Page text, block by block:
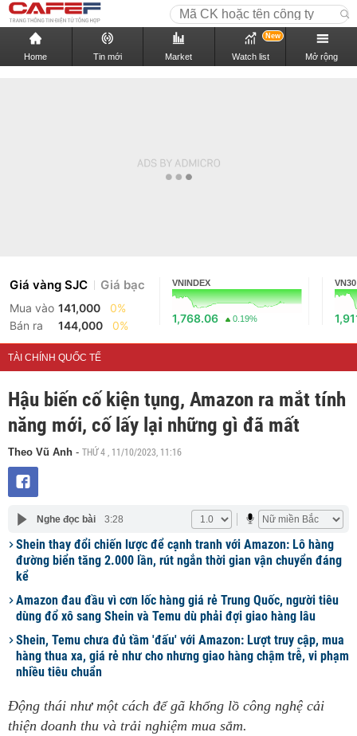
Home Tin mới Market Watch list
New
Mở rộng
Giá vàng SJC Giá bạc
Mua vào 141,000
0%
Bán ra
144,000 0%
VNINDEX
1,768.06 0.19%
VN30
TÀI CHÍNH QUỐC TẾ
Hậu biến cố kiện tụng, Amazon ra mắt tính
năng mới, cố lấy lại những gì đã mất
Theo Vũ Anh - THỨ 4 , 11/10/2023, 11:16
Nghe đọc bài 3:28
Shein thay đổi chiến lược để cạnh tranh với Amazon: Lô hàng
đường biển tăng 2.000 lần, rút ngắn thời gian vận chuyển đáng
kể
Amazon đau đầu vì cơn lốc hàng giá rẻ Trung Quốc, người tiêu
dùng đổ xô sang Shein và Temu dù phải đợi giao hàng lâu
Shein, Temu chưa đủ tầm 'đấu' với Amazon: Lượt truy cập, mua
hàng thua xa, giá rẻ như cho nhưng giao hàng chậm trễ, vi phạm
nhiều tiêu chuẩn
Động thái như một cách để gã khổng lồ công nghệ cải
thiện doanh thu và trải nghiệm mua sắm.